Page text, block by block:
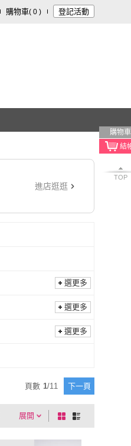
購物車( 0 ) 登記活動
購物車
TOP
進店逛逛
選更多
選更多
選更多
頁數 1/11 下一頁
展開
棋
盤
式
列